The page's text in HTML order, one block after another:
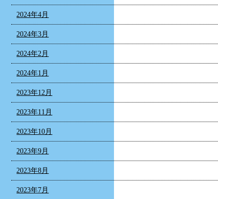
2024年4月
2024年3月
2024年2月
2024年1月
2023年12月
2023年11月
2023年10月
2023年9月
2023年8月
2023年7月